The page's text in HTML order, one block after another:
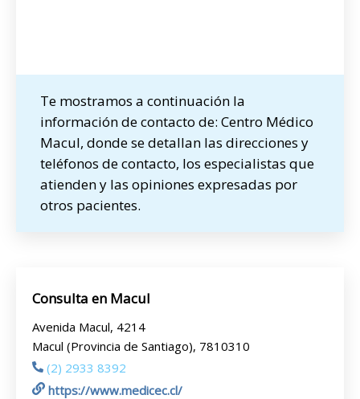
Te mostramos a continuación la
información de contacto de: Centro Médico
Macul, donde se detallan las direcciones y
teléfonos de contacto, los especialistas que
atienden y las opiniones expresadas por
otros pacientes.
Consulta en Macul
Avenida Macul, 4214
Macul (Provincia de Santiago), 7810310
(2) 2933 8392
https://www.medicec.cl/